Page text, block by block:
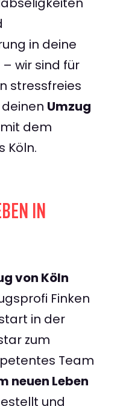
in deine
wir sind für
stressfreies
Umzug
mit dem
Köln.
IN
von Köln
Finken
in der
zum
Team
neuen Leben
und